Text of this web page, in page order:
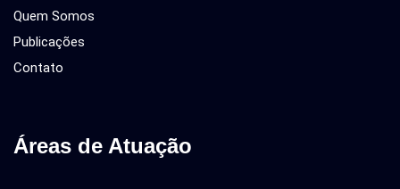
Quem Somos
Publicações
Contato
Áreas de Atuação